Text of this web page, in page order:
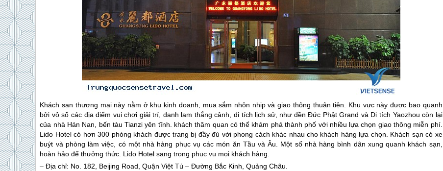
Khách sạn thương mại này nằm ở khu kinh doanh, mua sắm nhộn nhịp và giao thông thuận tiện. Khu vực này được bao quanh
bởi vô số các địa điểm vui chơi giải trí, danh lam thắng cảnh, di tích lịch sử, như đền Đức Phật Grand và Di tích Yaozhou còn lại
của nhà Hán Nan, bến tàu Tianzi yên tĩnh. khách thăm quan có thể khám phá thành phố với nhiều lựa chọn giao thông miễn phí.
Lido Hotel có hơn 300 phòng khách được trang bị đầy đủ với phong cách khác nhau cho khách hàng lựa chọn. Khách sạn có xe
buýt và phòng làm việc, có một nhà hàng phục vụ các món ăn Tầu và Âu. Một số nhà hàng bình dân xung quanh khách sạn,
hoàn hảo để thưởng thức. Lido Hotel sang trọng phục vụ mọi khách hàng.
– Địa chỉ: No. 182, Beijing Road, Quận Việt Tú – Đường Bắc Kinh, Quảng Châu.